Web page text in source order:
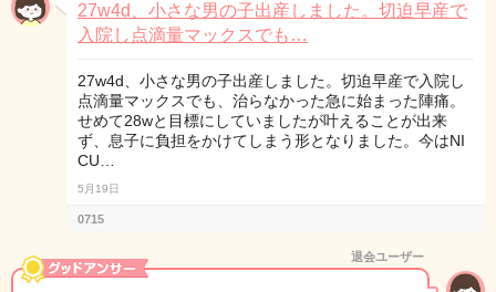
27w4d、小さな男の子出産しました。切迫早産で
入院し点滴量マックスでも…
27w4d、小さな男の子出産しました。切迫早産で入院し
点滴量マックスでも、治らなかった急に始まった陣痛。
せめて28wと目標にしていましたが叶えることが出来
ず、息子に負担をかけてしまう形となりました。今はNI
CU…
5月19日
0715
退会ユーザー